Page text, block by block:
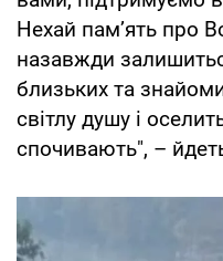
Нехай пам’ять про
назавжди
близьких та
світлу душу і
спочивають", –